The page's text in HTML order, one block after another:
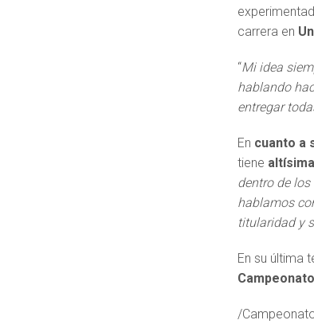
carrera en
“Mi idea
hablando
entregar
En cuanto a
tiene
dentro de
hablamos
titularidad y
En su última
/